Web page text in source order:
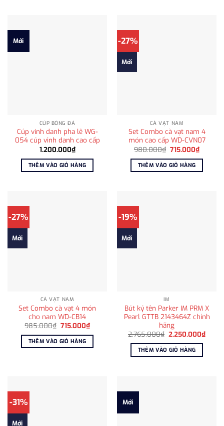
Mới
CÚP BÓNG ĐÁ
Cúp vinh danh pha lê WG-
054 cúp vinh danh cao cấp
1.200.000₫
THÊM VÀO GIỎ HÀNG
-27%
Mới
CÀ VẠT NAM
Set Combo cà vạt nam 4
món cao cấp WD-CVN07
980.000₫ Giá
là:
980.000₫.
715.000₫Giá
hiện
tại
THÊM VÀO GIỎ HÀNG
-27%
Mới
CÀ VẠT NAM
Set Combo cà vạt 4 món
cho nam WD-CB14
985.000₫ Giá
là:
985.000₫.
715.000₫Giá
tại
THÊM VÀO GIỎ HÀNG
-19%
Mới
IM
Bút ký tên Parker IM PRM X
Pearl GTTB 2143464Z chính
hãng
2.765.000₫ Giá
là:
2.765.000₫.
2.250.000₫Giá
THÊM VÀO GIỎ HÀNG
-31%
Mới
Mới